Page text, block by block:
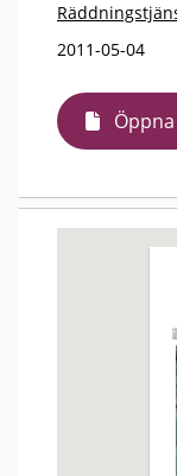
2011-05-04